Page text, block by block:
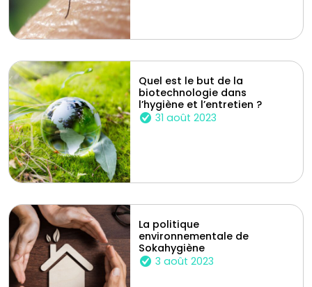
Quel est le but de la
biotechnologie dans
l’hygiène et l’entretien ?
31 août 2023
La politique
environnementale de
Sokahygiène
3 août 2023